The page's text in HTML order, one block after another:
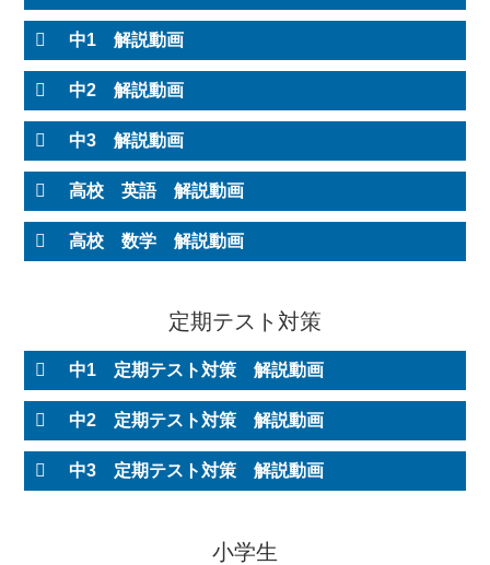
中1 解説動画
中2 解説動画
中3 解説動画
高校 英語 解説動画
高校 数学 解説動画
定期テスト対策
中1 定期テスト対策 解説動画
中2 定期テスト対策 解説動画
中3 定期テスト対策 解説動画
小学生